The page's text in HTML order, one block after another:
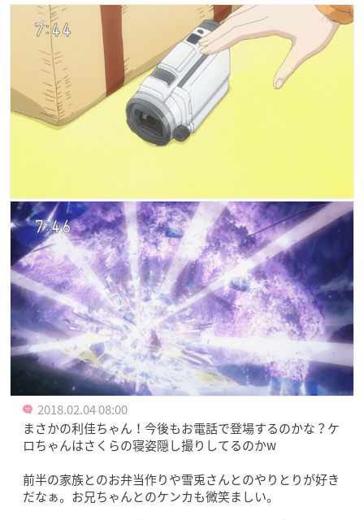
2018.02.04 08:00
まさかの利佳ちゃん！今後もお電話で登場するのかな？ケ
ロちゃんはさくらの寝姿隠し撮りしてるのかw
前半の家族とのお弁当作りや雪兎さんとのやりとりが好き
だなぁ。お兄ちゃんとのケンカも微笑ましい。